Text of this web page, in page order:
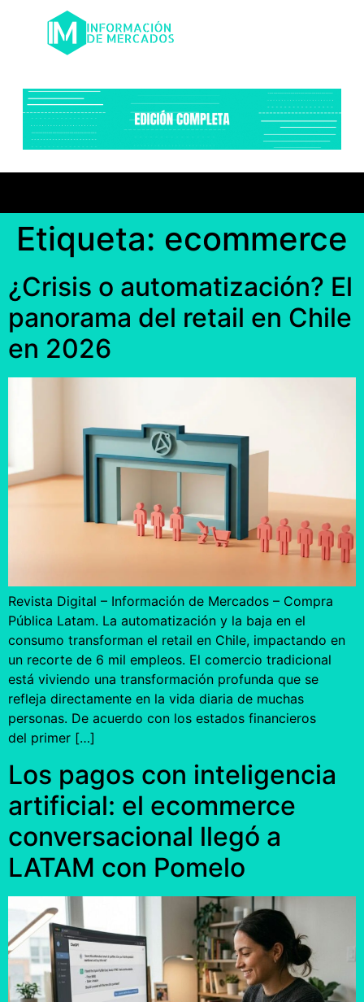
Etiqueta: ecommerce
¿Crisis o automatización? El
panorama del retail en Chile
en 2026
Revista Digital – Información de Mercados – Compra
Pública Latam. La automatización y la baja en el
consumo transforman el retail en Chile, impactando en
un recorte de 6 mil empleos. El comercio tradicional
está viviendo una transformación profunda que se
refleja directamente en la vida diaria de muchas
personas. De acuerdo con los estados financieros
del primer […]
Los pagos con inteligencia
artificial: el ecommerce
conversacional llegó a
LATAM con Pomelo